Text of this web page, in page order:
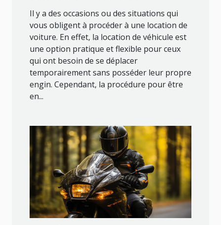
Il y a des occasions ou des situations qui
vous obligent à procéder à une location de
voiture. En effet, la location de véhicule est
une option pratique et flexible pour ceux
qui ont besoin de se déplacer
temporairement sans posséder leur propre
engin. Cependant, la procédure pour être
en...